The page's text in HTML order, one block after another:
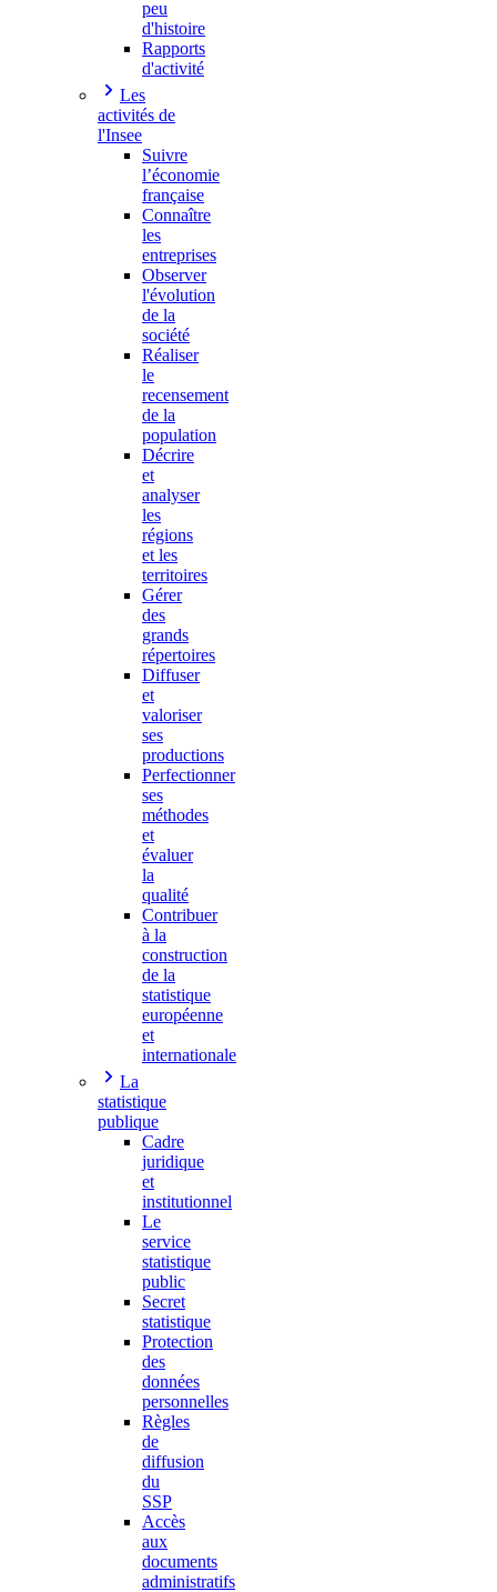
peu
d'histoire
Rapports
d'activité
Les
activités de
l'Insee
Suivre
l’économie
française
Connaître
les
entreprises
Observer
l'évolution
de la
société
Réaliser
le
recensement
de la
population
Décrire
et
analyser
les
régions
et les
territoires
Gérer
des
grands
répertoires
Diffuser
et
valoriser
ses
productions
Perfectionner
ses
méthodes
et
évaluer
la
qualité
Contribuer
à la
construction
de la
statistique
européenne
et
internationale
La
statistique
publique
Cadre
juridique
et
institutionnel
Le
service
statistique
public
Secret
statistique
Protection
des
données
personnelles
Règles
de
diffusion
du
SSP
Accès
aux
documents
administratifs